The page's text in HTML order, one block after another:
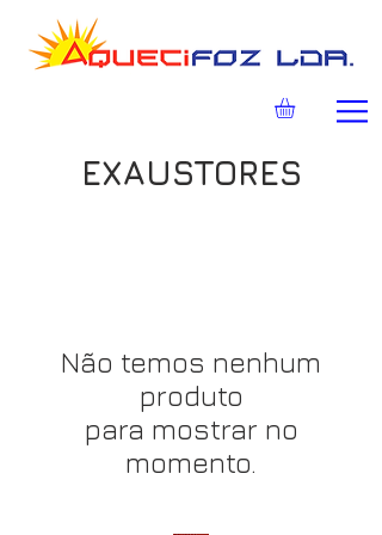
EXAUSTORES
Não temos nenhum
produto
para mostrar no
momento.